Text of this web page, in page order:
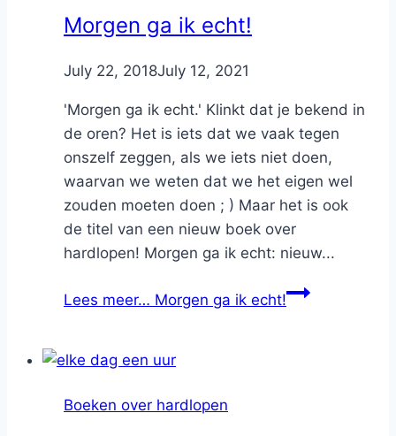
Morgen ga ik echt!
ByNicole
July 22, 2018July 12, 2021
'Morgen ga ik echt.' Klinkt dat je bekend in
de oren? Het is iets dat we vaak tegen
onszelf zeggen, als we iets niet doen,
waarvan we weten dat we het eigen wel
zouden moeten doen ; ) Maar het is ook
de titel van een nieuw boek over
hardlopen! Morgen ga ik echt: nieuw...
Lees meer… Morgen ga ik echt!
Boeken over hardlopen